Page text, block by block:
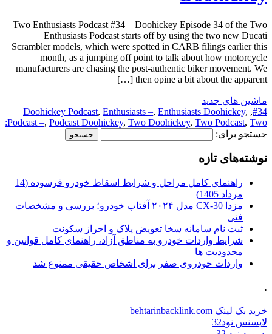
Two Enthusiasts Podcast #34 – Doohickey Episode 34 of the Two
Enthusiasts Podcast starts off by using the two new Ducati
Scrambler models, which were spotted in CARB filings earlier this
month, as a jumping off point to talk about how motorcycle
manufacturers are chasing the post-authentic biker movement. We
then opine a bit about the apparent […]
ماشین های جدید
#34
,
Doohickey Podcast, Enthusiasts –, Enthusiasts Doohickey,
Podcast –, Podcast Doohickey, Two Doohickey, Two Podcast, Two:
جستجو برای:
نوشته‌های تازه
راهنمای کامل مراحل و شرایط اسقاط خودرو فرسوده (14
مرداد 1405)
مزدا CX-30 مدل ۲۰۲۴ آفتاب خودرو؛ بررسی و مشخصات
فنی
ثبت نام سامانه سخا تعویض پلاک و احراز سکونت
شرایط واردات خودرو به مناطق آزاد، راهنمای کامل قوانین و
محدودیت ها
واردات خودروی صفر برای اشخاص حقیقی ممنوع شد
.
خرید بک لینک behtarinbacklink.com
لایسنس نود32